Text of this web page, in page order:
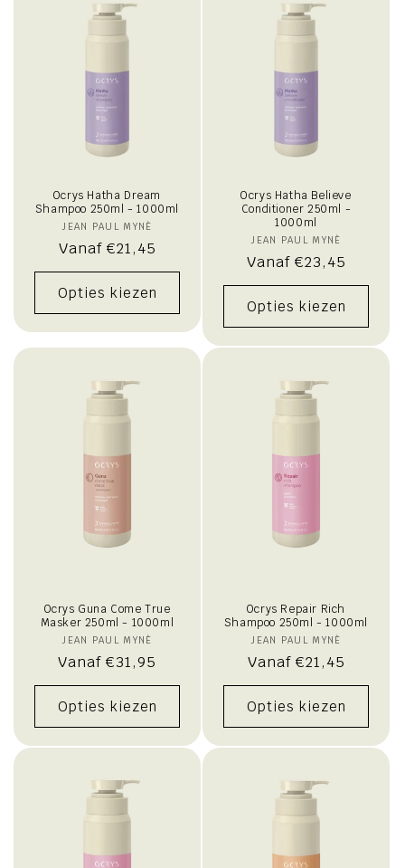
Ocrys Hatha Dream
Shampoo 250ml - 1000ml
Verkoper:
JEAN PAUL MYNÈ
Normale
prijs
Vanaf €21,45
Opties kiezen
Ocrys Hatha Believe
Conditioner 250ml -
1000ml
Verkoper:
JEAN PAUL MYNÈ
Normale
prijs
Vanaf €23,45
Opties kiezen
Ocrys Guna Come True
Masker 250ml - 1000ml
Verkoper:
JEAN PAUL MYNÈ
Normale
prijs
Vanaf €31,95
Opties kiezen
Ocrys Repair Rich
Shampoo 250ml - 1000ml
Verkoper:
JEAN PAUL MYNÈ
Normale
prijs
Vanaf €21,45
Opties kiezen